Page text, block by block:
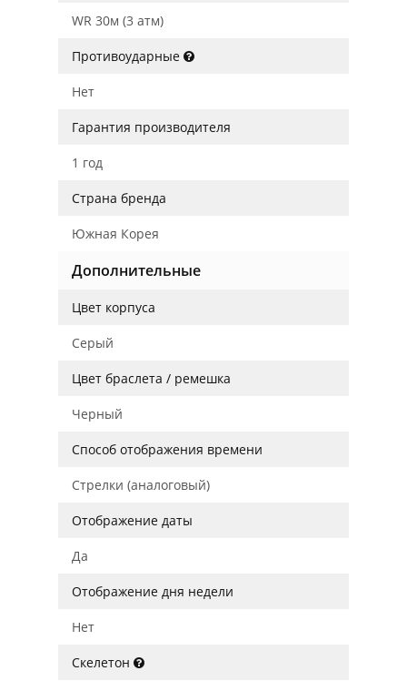
WR 30м (3 атм)
Противоударные
Нет
Гарантия производителя
1 год
Страна бренда
Южная Корея
Дополнительные
Цвет корпуса
Серый
Цвет браслета / ремешка
Черный
Способ отображения времени
Стрелки (аналоговый)
Отображение даты
Да
Отображение дня недели
Нет
Скелетон